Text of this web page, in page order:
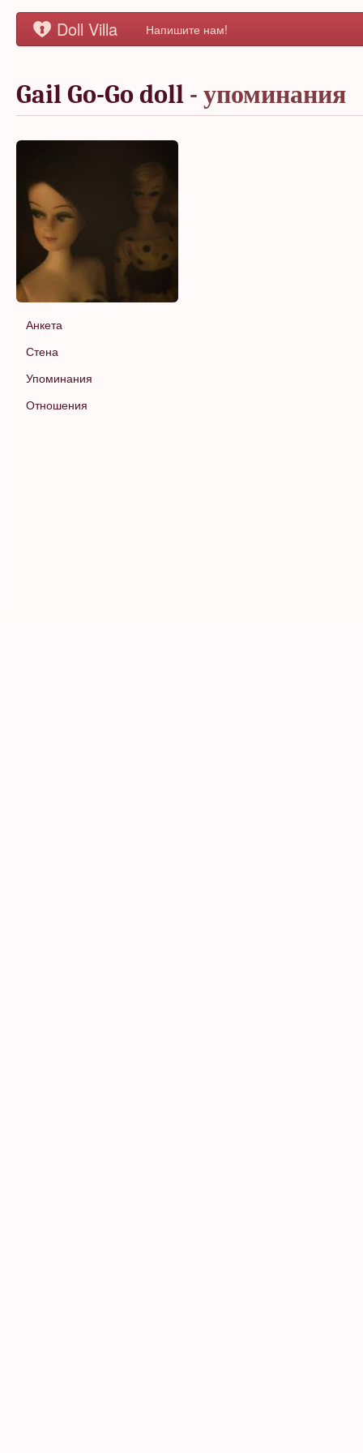
Doll Villa Напишите нам!
Gail Go-Go doll - упоминания
Анкета
Стена
Упоминания
Отношения